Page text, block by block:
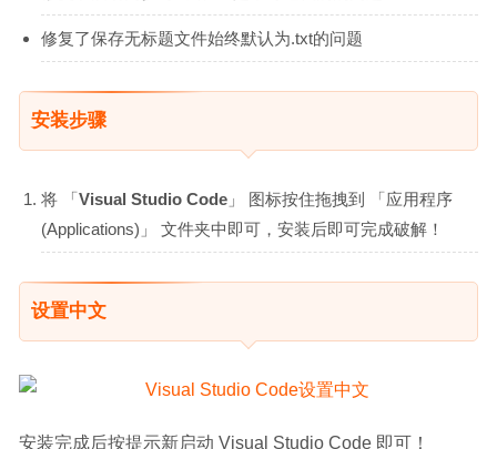
修复了保存无标题文件始终默认为.txt的问题
安装步骤
将 「Visual Studio Code 」 图标按住拖拽到 「应用程序
(Applications)」 文件夹中即可，安装后即可完成破解！
设置中文
安装完成后按提示新启动 Visual Studio Code 即可！